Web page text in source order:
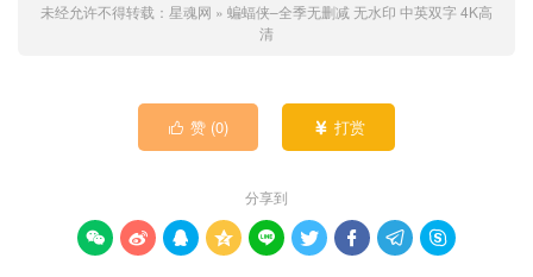
未经允许不得转载： 星魂网 » 蝙蝠侠–全季无删减 无水印 中英双字 4K高
清
 赞 (0)  打赏
分享到
        